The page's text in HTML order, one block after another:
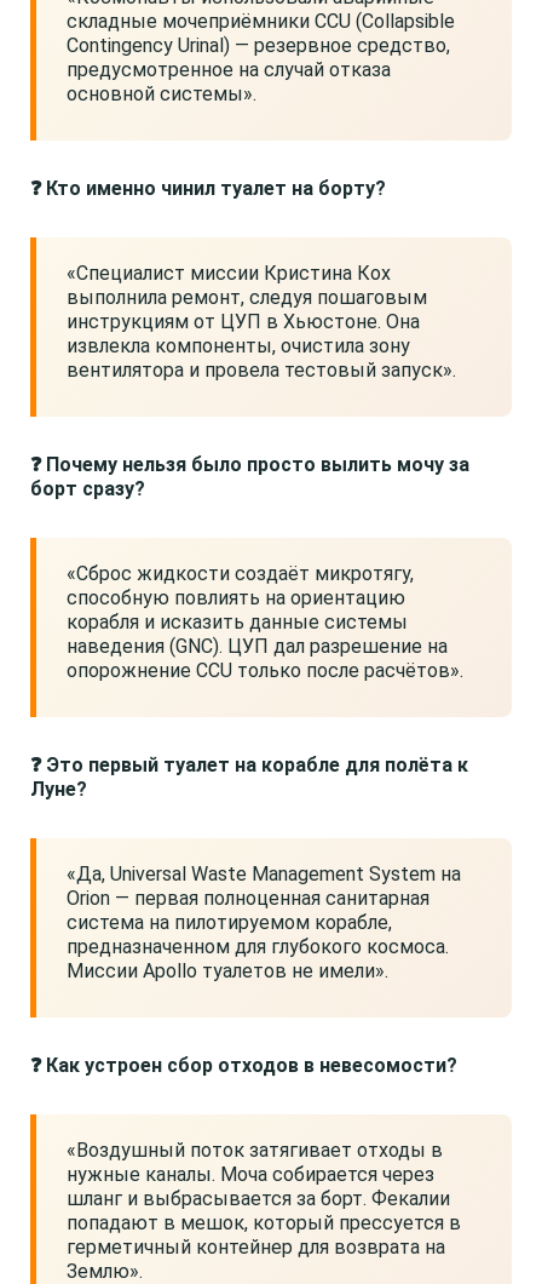
складные мочеприёмники CCU (Collapsible
Contingency Urinal) — резервное средство,
предусмотренное на случай отказа
основной системы».
❓ Кто именно чинил туалет на борту?
«Специалист миссии Кристина Кох
выполнила ремонт, следуя пошаговым
инструкциям от ЦУП в Хьюстоне. Она
извлекла компоненты, очистила зону
вентилятора и провела тестовый запуск».
❓ Почему нельзя было просто вылить мочу за
борт сразу?
«Сброс жидкости создаёт микротягу,
способную повлиять на ориентацию
корабля и исказить данные системы
наведения (GNC). ЦУП дал разрешение на
опорожнение CCU только после расчётов».
❓ Это первый туалет на корабле для полёта к
Луне?
«Да, Universal Waste Management System на
Orion — первая полноценная санитарная
система на пилотируемом корабле,
предназначенном для глубокого космоса.
Миссии Apollo туалетов не имели».
❓ Как устроен сбор отходов в невесомости?
«Воздушный поток затягивает отходы в
нужные каналы. Моча собирается через
шланг и выбрасывается за борт. Фекалии
попадают в мешок, который прессуется в
герметичный контейнер для возврата на
Землю».